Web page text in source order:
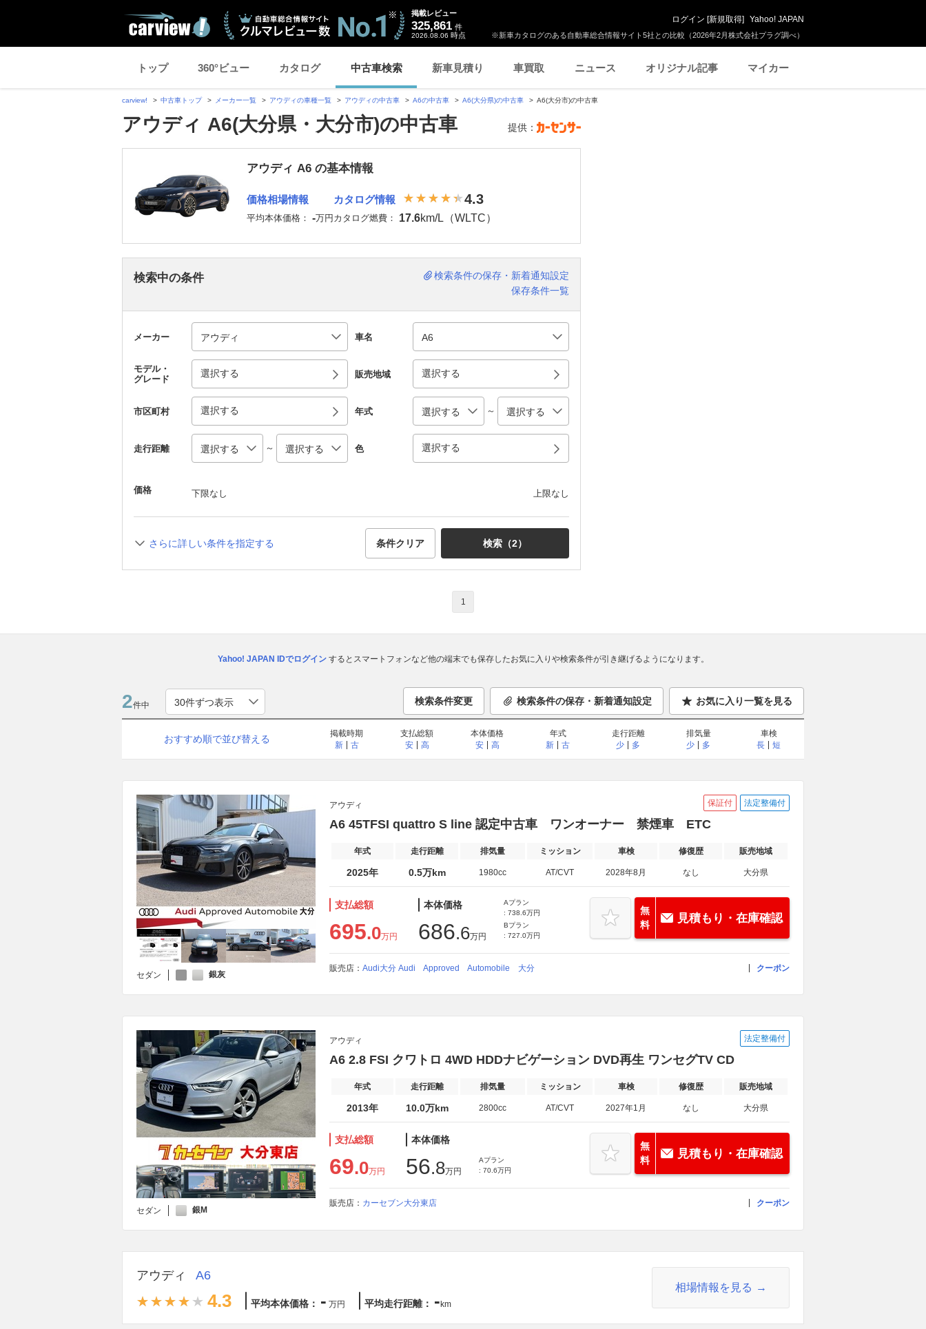
※新車カタログのある自動車総合情報サイト5社との比較（2026年2月株式会社プラグ調べ）
掲載レビュー
325,861 件
2026.08.06 時点
ログイン [新規取得] Yahoo! JAPAN
トップ 360°ビュー カタログ 中古車検索 新車見積り 車買取 ニュース オリジナル記事 マイカー
carview! 中古車トップ メーカー一覧 アウディの車種一覧 アウディの中古車 A6の中古車 A6(大分県)の中古車 A6(大分市)の中古車
アウディ A6(大分県・大分市)の中古車 提供：
アウディ A6 の基本情報
価格相場情報
平均本体価格： -万円
カタログ情報 4.3
カタログ燃費： 17.6km/L（WLTC）
検索中の条件
検索条件の保存・新着通知設定
保存条件一覧
メーカー 車名
モデル・
グレード
選択する 販売地域 選択する
市区町村 選択する 年式 ～
走行距離 ～ 色 選択する
価格 下限なし 上限なし
さらに詳しい条件を指定する 条件クリア 検索（2）
1
Yahoo! JAPAN IDでログインするとスマートフォンなど他の端末でも保存したお気に入りや検索条件が引き継げるようになります。
2件中 検索条件変更 検索条件の保存・新着通知設定 お気に入り一覧を見る
おすすめ順で並び替える
掲載時期
新
古
支払総額
安
高
本体価格
安
高
年式
新
古
走行距離
少
多
排気量
少
多
車検
長
短
セダン 銀灰
アウディ 保証付 法定整備付
A6 45TFSI quattro S line 認定中古車 ワンオーナー 禁煙車 ETC
年式 走行距離 排気量 ミッション 車検 修復歴 販売地域
2025年 0.5万km 1980cc AT/CVT 2028年8月 なし 大分県
支払総額
695.0万円
本体価格
686.6万円
Aプラン
: 738.6万円
Bプラン
: 727.0万円
無
料
見積もり・在庫確認
販売店： Audi大分 Audi Approved Automobile 大分 クーポン
セダン 銀M
アウディ 法定整備付
A6 2.8 FSI クワトロ 4WD HDDナビゲーション DVD再生 ワンセグTV CD
年式 走行距離 排気量 ミッション 車検 修復歴 販売地域
2013年 10.0万km 2800cc AT/CVT 2027年1月 なし 大分県
支払総額
69.0万円
本体価格
56.8万円
Aプラン
: 70.6万円
無
料
見積もり・在庫確認
販売店： カーセブン大分東店 クーポン
アウディ A6
4.3 平均本体価格： - 万円 平均走行距離： - km
相場情報を見る